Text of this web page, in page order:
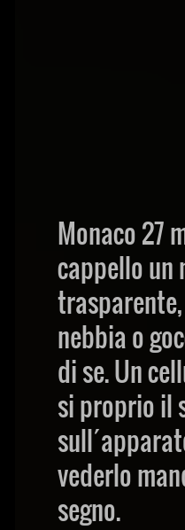
Monaco 27
cappello un
nebbia o
di se. Un
si proprio il
vederlo
segno.